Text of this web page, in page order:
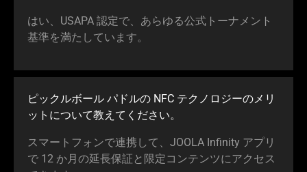
はい、USAPA 認定で、あらゆる公式トーナメント
基準を満たしてい ます。
ピックルボール パドルの NFC テクノロジーのメリ
ットについて教えてください。
スマートフォンで連携して、JOOLA Infinity アプリ
で 12 か月の延長保証と限定コンテンツにアクセス